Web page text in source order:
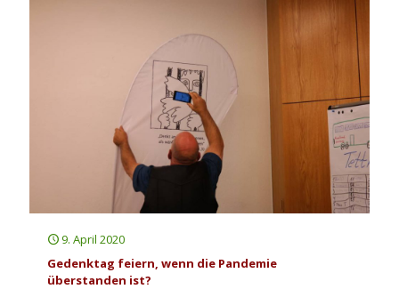
9. April 2020
Gedenktag feiern, wenn die Pandemie
überstanden ist?